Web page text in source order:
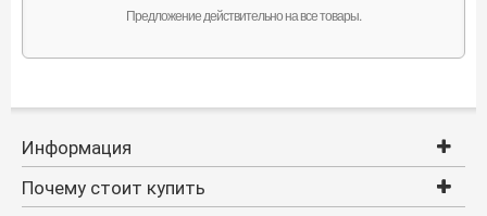
Предложение действительно на все товары.
Информация
Почему стоит купить